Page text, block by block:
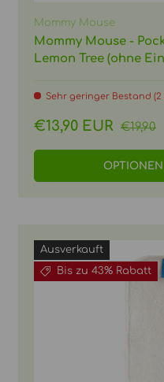
Mommy Mouse
Mommy Mouse -
Lemon Tree (ohne
Sehr geringer Bestand
Verkaufspreis
€13,90 EUR €19,90
Ausverkauft
Bis zu 43% Rabatt